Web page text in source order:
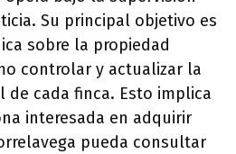
Su principal objetivo es
sobre la propiedad
controlar y actualizar la
de cada finca. Esto implica
interesada en adquirir
pueda consultar